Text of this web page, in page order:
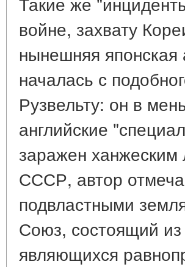
войне, захвату
нынешняя
началась с
Рузвельту: он в
английские
заражен
СССР, автор
подвластными
Союз, состоящий из
являющихся